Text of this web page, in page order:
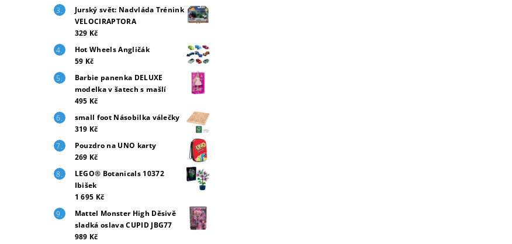
Jurský svět: Nadvláda Trénink
VELOCIRAPTORA
329 Kč
Hot Wheels Angličák
59 Kč
Barbie panenka DELUXE
modelka v šatech s mašlí
495 Kč
small foot Násobilka válečky
319 Kč
Pouzdro na UNO karty
269 Kč
LEGO® Botanicals 10372
Ibišek
1 695 Kč
Mattel Monster High Děsivě
sladká oslava CUPID JBG77
989 Kč